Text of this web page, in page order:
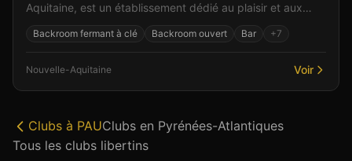
Aquitaine, est un établissement dédié au plaisir et aux
Backroom fermant à clé Backroom ouvert Bar +7
Nouvelle-Aquitaine Voir
Clubs à PAUClubs en Pyrénées-Atlantiques
Tous les clubs libertins